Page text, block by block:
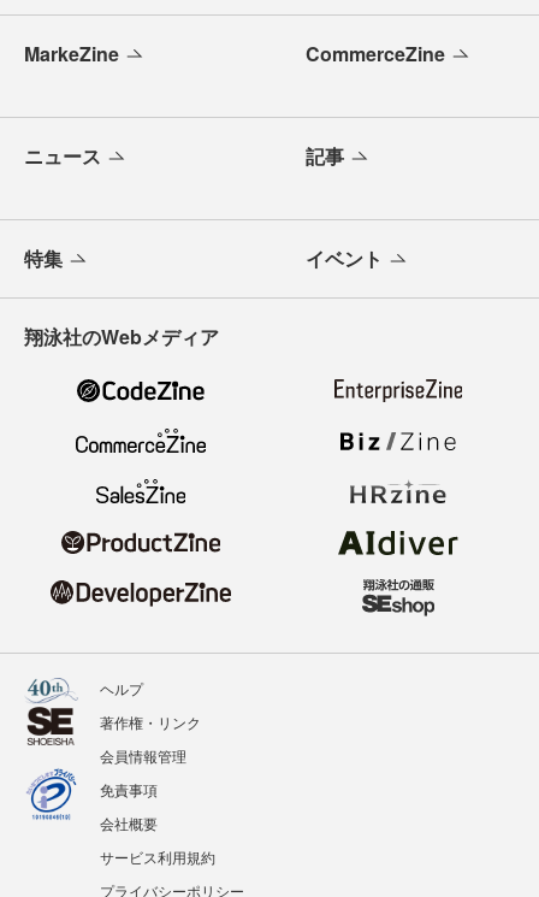
MarkeZine CommerceZine
ニュース 記事
特集 イベント
翔泳社のWebメディア
ヘルプ
著作権・リンク
会員情報管理
免責事項
会社概要
サービス利用規約
プライバシーポリシー